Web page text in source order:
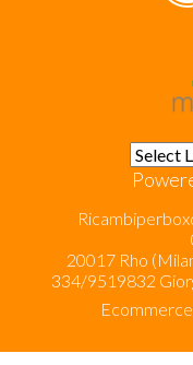
20017 Rho
334/9519832